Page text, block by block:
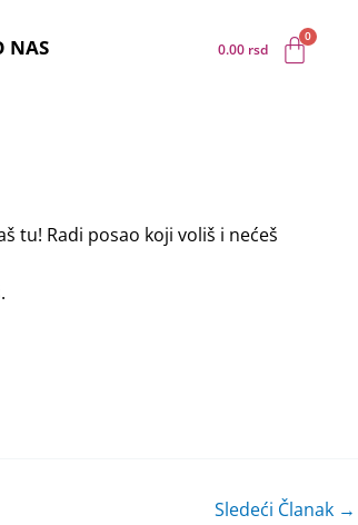
NAS 0.00 rsd
tu! Radi posao koji voliš i nećeš
Sledeći Članak →